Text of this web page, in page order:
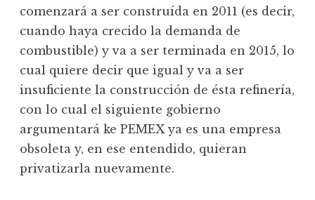
comenzará a ser construída en 2011 (es decir,
cuando haya crecido la demanda de
combustible) y va a ser terminada en 2015, lo
cual quiere decir que igual y va a ser
insuficiente la construcción de ésta refinería,
con lo cual el siguiente gobierno
argumentará ke PEMEX ya es una empresa
obsoleta y, en ese entendido, quieran
privatizarla nuevamente.